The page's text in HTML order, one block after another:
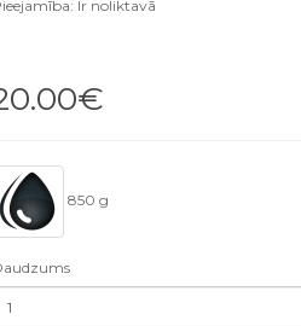
Ir noliktavā
850 g